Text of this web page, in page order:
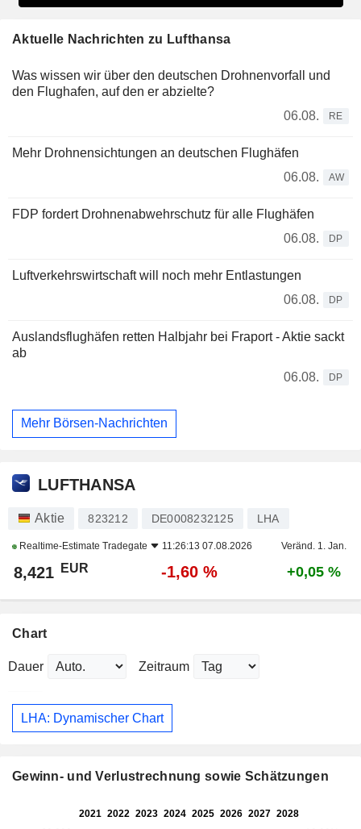
Aktuelle Nachrichten zu Lufthansa
Was wissen wir über den deutschen Drohnenvorfall und
den Flughafen, auf den er abzielte?
06.08.
RE
Mehr Drohnensichtungen an deutschen Flughäfen
06.08.
AW
FDP fordert Drohnenabwehrschutz für alle Flughäfen
06.08.
DP
Luftverkehrswirtschaft will noch mehr Entlastungen
06.08.
DP
Auslandsflughäfen retten Halbjahr bei Fraport - Aktie sackt
ab
06.08.
DP
Mehr Börsen-Nachrichten
LUFTHANSA
Aktie 823212 DE0008232125 LHA
Realtime-Estimate Tradegate 11:26:13 07.08.2026 Veränd. 1. Jan.
8,421 EUR -1,60 % +0,05 %
Chart
Dauer Zeitraum
LHA: Dynamischer Chart
Gewinn- und Verlustrechnung sowie Schätzungen